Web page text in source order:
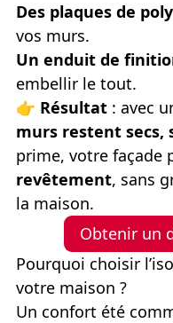
Des plaques de
vos murs.
Un enduit de
embellir le tout.
👉 Résultat : avec
murs restent secs,
prime, votre façade
revêtement, sans
la maison.
Obtenir un
Pourquoi choisir
votre maison ?
Un confort été